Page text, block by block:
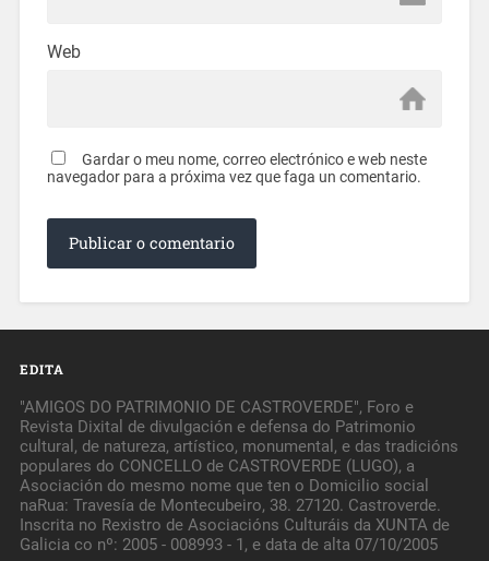
Web
Gardar o meu nome, correo electrónico e web neste
navegador para a próxima vez que faga un comentario.
EDITA
"AMIGOS DO PATRIMONIO DE CASTROVERDE", Foro e
Revista Dixital de divulgación e defensa do Patrimonio
cultural, de natureza, artístico, monumental, e das tradicións
populares do CONCELLO de CASTROVERDE (LUGO), a
Asociación do mesmo nome que ten o Domicilio social
naRua: Travesía de Montecubeiro, 38. 27120. Castroverde.
Inscrita no Rexistro de Asociacións Culturáis da XUNTA de
Galicia co nº: 2005 - 008993 - 1, e data de alta 07/10/2005